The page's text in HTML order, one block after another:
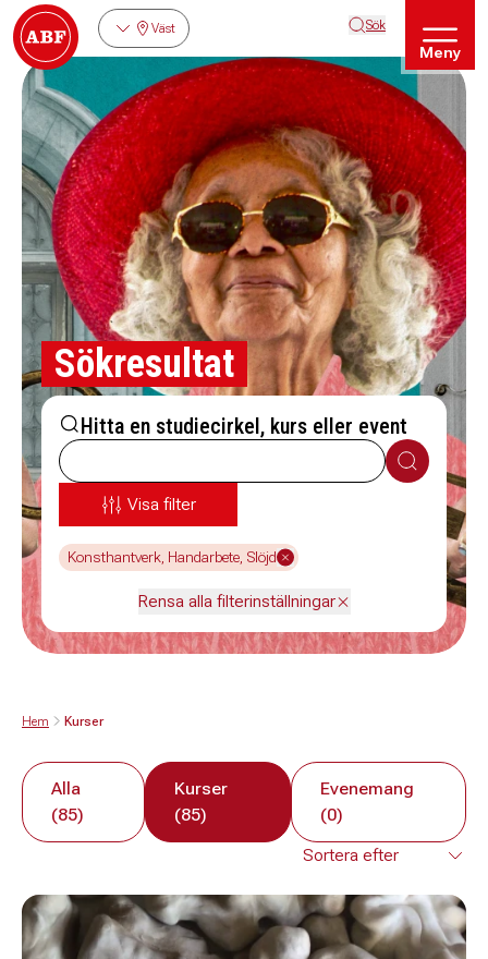
Väst Sök
Meny
Sökresultat
Hitta en studiecirkel, kurs eller event
Sök
Visa filter
Konsthantverk, Handarbete, Slöjd
Rensa alla filterinställningar
Hem Kurser
Alla
(85)
Kurser
(85)
Evenemang
(0)